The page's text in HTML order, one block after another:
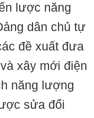
lược năng
dân chủ tự
đề xuất đưa
xây mới điện
năng lượng
sửa đổi